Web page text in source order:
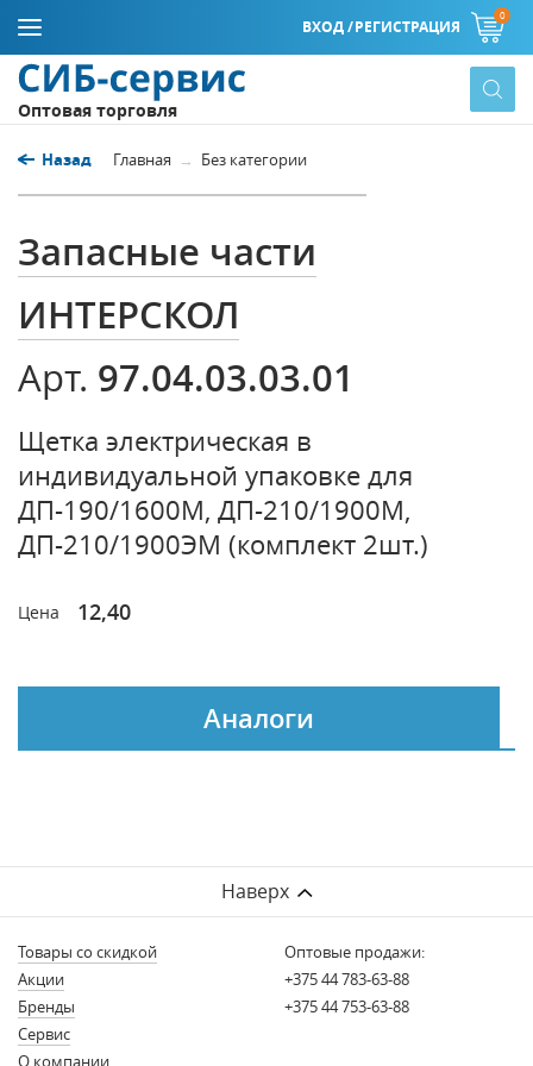
ВХОД /РЕГИСТРАЦИЯ
0
Оптовая торговля
Назад Главная Без категории
Запасные части
ИНТЕРСКОЛ
Арт. 97.04.03.03.01
Щетка электрическая в
индивидуальной упаковке для
ДП-190/1600М, ДП-210/1900М,
ДП-210/1900ЭМ (комплект 2шт.)
Цена 12,40
Аналоги
Наверх
Товары со скидкой
Акции
Бренды
Сервис
О компании
Оптовые продажи:
+375 44 783-63-88
+375 44 753-63-88